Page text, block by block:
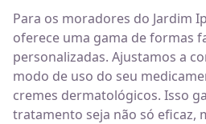
Para os moradores do Jardim
oferece uma gama de formas
personalizadas. Ajustamos a
modo de uso do seu
cremes dermatológicos. Isso
tratamento seja não só eficaz,